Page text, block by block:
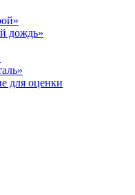
дождь»
для оценки